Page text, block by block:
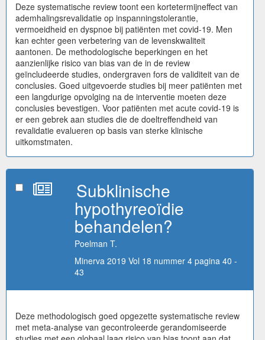
Deze systematische review toont een kortetermijneffect van
ademhalingsrevalidatie op inspanningstolerantie,
vermoeidheid en dyspnoe bij patiënten met covid-19. Men
kan echter geen verbetering van de levenskwaliteit
aantonen. De methodologische beperkingen en het
aanzienlijke risico van bias van de in de review
geïncludeerde studies, ondergraven fors de validiteit van de
conclusies. Goed uitgevoerde studies bij meer patiënten met
een langdurige opvolging na de interventie moeten deze
conclusies bevestigen. Voor patiënten met acute covid-19 is
er een gebrek aan studies die de doeltreffendheid van
revalidatie evalueren op basis van sterke klinische
uitkomstmaten.
Subklinische
hypothyreoïdie
behandelen?
Poelman T.
Minerva 2019 Vol 18 nummer 4 pagina 40 -
43
Deze methodologisch goed opgezette systematische review
met meta-analyse van gecontroleerde gerandomiseerde